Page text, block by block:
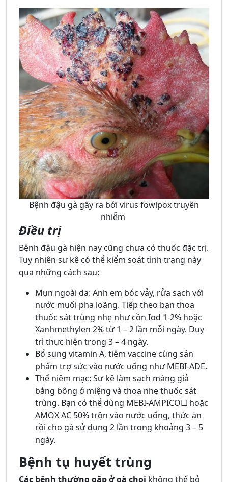
Bệnh đậu gà gây ra bởi virus fowlpox truyền
nhiễm
Điều trị
Bệnh đậu gà hiện nay cũng chưa có thuốc đặc trị.
Tuy nhiên sư kê có thể kiểm soát tình trạng này
qua những cách sau:
Mụn ngoài da: Anh em bóc vảy, rửa sạch với
nước muối pha loãng. Tiếp theo bạn thoa
thuốc sát trùng nhẹ như cồn Iod 1-2% hoặc
Xanhmethylen 2% từ 1 – 2 lần mỗi ngày. Duy
trì thực hiện trong 3 – 4 ngày.
Bổ sung vitamin A, tiêm vaccine cùng sản
phẩm trợ sức vào nước uống như MEBI-ADE.
Thể niêm mạc: Sư kê làm sạch màng giả
bằng bông ở miệng và thoa nhẹ thuốc sát
trùng. Bạn có thể dùng MEBI-AMPICOLI hoặc
AMOX AC 50% trộn vào nước uống, thức ăn
rồi cho gà sử dụng 2 lần trong khoảng 3 – 5
ngày.
Bệnh tụ huyết trùng
Các bệnh thường gặp ở gà chọi không thể bỏ